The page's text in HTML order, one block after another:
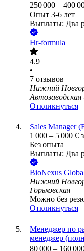
250 000 – 400
Опыт 3-6 лет
Выплаты: Два
Hr-formula
4.9
•
7 отзывов
Нижний
Автозаводская
Откликнуться
Sales Manager
1 000 – 5 000 €
Без опыта
Выплаты: Два
BioNexus Global
Нижний
Горьковская
Можно без
Откликнуться
Менеджер по
менеджер
80 000 – 160 000